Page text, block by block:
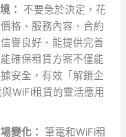
：
不要急於決定，花
格、服務內容、合約
譽良好、能提供完善
確保租賃方案不僅能
安全，有效「解鎖企
WiFi租賃的靈活應用
變化： 筆電和WiFi租